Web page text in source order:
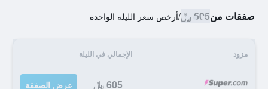
صفقات من605 ﷼ /أرخص سعر الليلة الواحدة
مزود الإجمالي في الليلة
605 ﷼ عرض الصفقة